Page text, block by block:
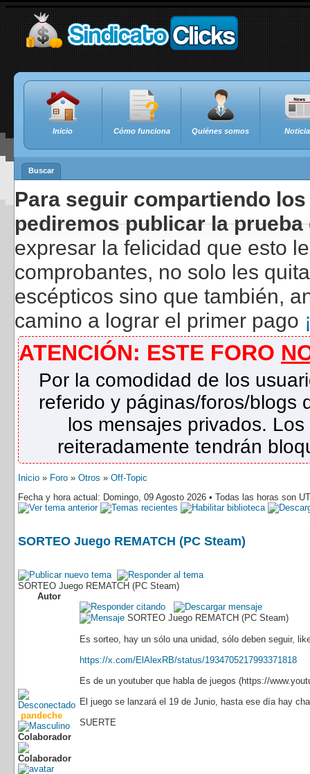
Inicio Cómo funciona Quiénes somos
Buscar
Para seguir compartiendo
pediremos publicar la
expresar la felicidad que esto
comprobantes, no solo les
escépticos sino que también,
camino a lograr el primer pago
ATENCIÓN: ESTE FORO
Por la comodidad de los
referido y páginas/foros/blogs
los mensajes privados.
reiteradamente tendrán
Inicio » Foro » Otros » Off-Topic
Fecha y hora actual: Domingo, 09 Agosto 2026 • Todas las horas son
SORTEO Juego REMATCH (PC Steam)
SORTEO Juego REMATCH (PC Steam)
Autor
pandeche
Colaborador
SORTEO Juego REMATCH (PC Steam)
Es sorteo, hay un sólo una unidad, sólo deben seguir,
https://x.com/ElAlexRB/status/1934705217993371818
Es de un youtuber que habla de juegos (https://
El juego se lanzará el 19 de Junio, hasta ese día hay
SUERTE